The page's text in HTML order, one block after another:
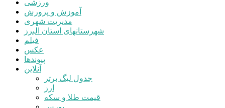
ورزشی
آموزش و پرورش
مدیریت شهری
شهرستانهای استان البرز
فیلم
عکس
پیوندها
آنلاین
جدول لیگ برتر
ارز
قیمت طلا و سکه